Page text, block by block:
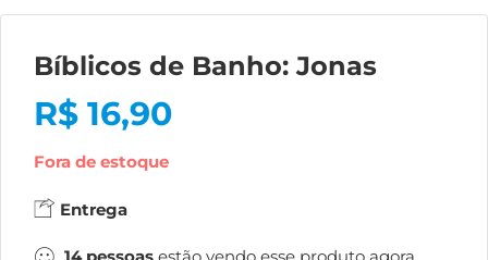
Bíblicos de Banho: Jonas
R$ 16,90
Fora de estoque
Entrega